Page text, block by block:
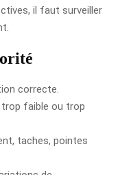
il faut surveiller
correcte.
faible ou trop
taches, pointes